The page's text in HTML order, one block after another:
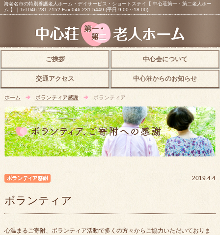
海老名市の特別養護老人ホーム・デイサービス・ショートステイ【 中心荘第一・第二老人ホー
ム 】｜Tel:046-231-7152 Fax:046-231-5449 (平日 9:00～18:00)
ご挨拶 中心会について
交通アクセス 中心荘からのお知らせ
ホーム ボランティア感謝 ボランティア
2019.4.4
ボランティア
心温まるご寄附、ボランティア活動で多くの方々からご協力いただいておりま